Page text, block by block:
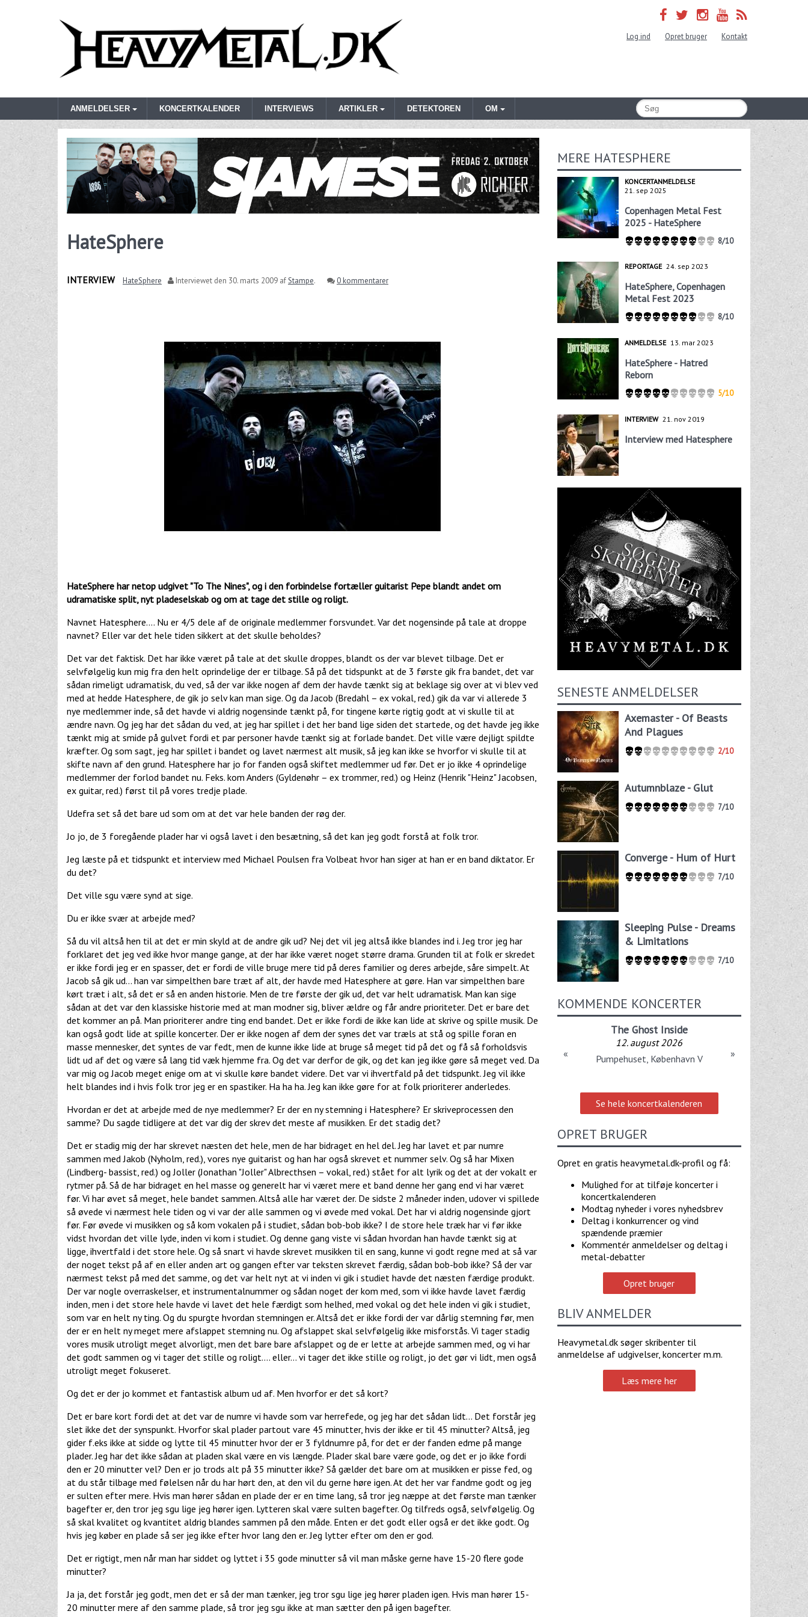
Log ind Opret bruger Kontakt
ANMELDELSER KONCERTKALENDER INTERVIEWS ARTIKLER DETEKTOREN OM
HateSphere
INTERVIEW HateSphere Interviewet den 30. marts 2009 afStampe. 0 kommentarer
HateSphere har netop udgivet "To The Nines", og i den forbindelse fortæller guitarist Pepe blandt andet om
udramatiske split, nyt pladeselskab og om at tage det stille og roligt.
Navnet Hatesphere.... Nu er 4/5 dele af de originale medlemmer forsvundet. Var det nogensinde på tale at droppe
navnet? Eller var det hele tiden sikkert at det skulle beholdes?
Det var det faktisk. Det har ikke været på tale at det skulle droppes, blandt os der var blevet tilbage. Det er
selvfølgelig kun mig fra den helt oprindelige der er tilbage. Så på det tidspunkt at de 3 første gik fra bandet, det var
sådan rimeligt udramatisk, du ved, så der var ikke nogen af dem der havde tænkt sig at beklage sig over at vi blev ved
med at hedde Hatesphere, de gik jo selv kan man sige. Og da Jacob (Bredahl – ex vokal, red.) gik da var vi allerede 3
nye medlemmer inde, så det havde vi aldrig nogensinde tænkt på, for tingene kørte rigtig godt at vi skulle til at
ændre navn. Og jeg har det sådan du ved, at jeg har spillet i det her band lige siden det startede, og det havde jeg ikke
tænkt mig at smide på gulvet fordi et par personer havde tænkt sig at forlade bandet. Det ville være dejligt spildte
kræfter. Og som sagt, jeg har spillet i bandet og lavet nærmest alt musik, så jeg kan ikke se hvorfor vi skulle til at
skifte navn af den grund. Hatesphere har jo for fanden også skiftet medlemmer ud før. Det er jo ikke 4 oprindelige
medlemmer der forlod bandet nu. Feks. kom Anders (Gyldenøhr – ex trommer, red.) og Heinz (Henrik "Heinz" Jacobsen,
ex guitar, red.) først til på vores tredje plade.
Udefra set så det bare ud som om at det var hele banden der røg der.
Jo jo, de 3 foregående plader har vi også lavet i den besætning, så det kan jeg godt forstå at folk tror.
Jeg læste på et tidspunkt et interview med Michael Poulsen fra Volbeat hvor han siger at han er en band diktator. Er
du det?
Det ville sgu være synd at sige.
Du er ikke svær at arbejde med?
Så du vil altså hen til at det er min skyld at de andre gik ud? Nej det vil jeg altså ikke blandes ind i. Jeg tror jeg har
forklaret det jeg ved ikke hvor mange gange, at der har ikke været noget større drama. Grunden til at folk er skredet
er ikke fordi jeg er en spasser, det er fordi de ville bruge mere tid på deres familier og deres arbejde, såre simpelt. At
Jacob så gik ud... han var simpelthen bare træt af alt, der havde med Hatesphere at gøre. Han var simpelthen bare
kørt træt i alt, så det er så en anden historie. Men de tre første der gik ud, det var helt udramatisk. Man kan sige
sådan at det var den klassiske historie med at man modner sig, bliver ældre og får andre prioriteter. Det er bare det
det kommer an på. Man prioriterer andre ting end bandet. Det er ikke fordi de ikke kan lide at skrive og spille musik. De
kan også godt lide at spille koncerter. Der er ikke nogen af dem der synes det var træls at stå og spille foran en
masse mennesker, det syntes de var fedt, men de kunne ikke lide at bruge så meget tid på det og få så forholdsvis
lidt ud af det og være så lang tid væk hjemme fra. Og det var derfor de gik, og det kan jeg ikke gøre så meget ved. Da
var mig og Jacob meget enige om at vi skulle køre bandet videre. Det var vi ihvertfald på det tidspunkt. Jeg vil ikke
helt blandes ind i hvis folk tror jeg er en spastiker. Ha ha ha. Jeg kan ikke gøre for at folk prioriterer anderledes.
Hvordan er det at arbejde med de nye medlemmer? Er der en ny stemning i Hatesphere? Er skriveprocessen den
samme? Du sagde tidligere at det var dig der skrev det meste af musikken. Er det stadig det?
Det er stadig mig der har skrevet næsten det hele, men de har bidraget en hel del. Jeg har lavet et par numre
sammen med Jakob (Nyholm, red.), vores nye guitarist og han har også skrevet et nummer selv. Og så har Mixen
(Lindberg- bassist, red.) og Joller (Jonathan "Joller" Albrecthsen – vokal, red.) stået for alt lyrik og det at der vokalt er
rytmer på. Så de har bidraget en hel masse og generelt har vi været mere et band denne her gang end vi har været
før. Vi har øvet så meget, hele bandet sammen. Altså alle har været der. De sidste 2 måneder inden, udover vi spillede
så øvede vi nærmest hele tiden og vi var der alle sammen og vi øvede med vokal. Det har vi aldrig nogensinde gjort
før. Før øvede vi musikken og så kom vokalen på i studiet, sådan bob-bob ikke? I de store hele træk har vi før ikke
vidst hvordan det ville lyde, inden vi kom i studiet. Og denne gang viste vi sådan hvordan han havde tænkt sig at
ligge, ihvertfald i det store hele. Og så snart vi havde skrevet musikken til en sang, kunne vi godt regne med at så var
der noget tekst på af en eller anden art og gangen efter var teksten skrevet færdig, sådan bob-bob ikke? Så der var
nærmest tekst på med det samme, og det var helt nyt at vi inden vi gik i studiet havde det næsten færdige produkt.
Der var nogle overraskelser, et instrumentalnummer og sådan noget der kom med, som vi ikke havde lavet færdig
inden, men i det store hele havde vi lavet det hele færdigt som helhed, med vokal og det hele inden vi gik i studiet,
som var en helt ny ting. Og du spurgte hvordan stemningen er. Altså det er ikke fordi der var dårlig stemning før, men
der er en helt ny meget mere afslappet stemning nu. Og afslappet skal selvfølgelig ikke misforstås. Vi tager stadig
vores musik utroligt meget alvorligt, men det bare bare afslappet og de er lette at arbejde sammen med, og vi har
det godt sammen og vi tager det stille og roligt.... eller... vi tager det ikke stille og roligt, jo det gør vi lidt, men også
utroligt meget fokuseret.
Og det er der jo kommet et fantastisk album ud af. Men hvorfor er det så kort?
Det er bare kort fordi det at det var de numre vi havde som var herrefede, og jeg har det sådan lidt... Det forstår jeg
slet ikke det der synspunkt. Hvorfor skal plader partout vare 45 minutter, hvis der ikke er til 45 minutter? Altså, jeg
gider f.eks ikke at sidde og lytte til 45 minutter hvor der er 3 fyldnumre på, for det er der fanden edme på mange
plader. Jeg har det ikke sådan at pladen skal være en vis længde. Plader skal bare være gode, og det er jo ikke fordi
den er 20 minutter vel? Den er jo trods alt på 35 minutter ikke? Så gælder det bare om at musikken er pisse fed, og
at du står tilbage med følelsen når du har hørt den, at den vil du gerne høre igen. At det her var fandme godt og jeg
er sulten efter mere. Hvis man hører sådan en plade der er en time lang, så tror jeg næppe at det første man tænker
bagefter er, den tror jeg sgu lige jeg hører igen. Lytteren skal være sulten bagefter. Og tilfreds også, selvfølgelig. Og
så skal kvalitet og kvantitet aldrig blandes sammen på den måde. Enten er det godt eller også er det ikke godt. Og
hvis jeg køber en plade så ser jeg ikke efter hvor lang den er. Jeg lytter efter om den er god.
Det er rigtigt, men når man har siddet og lyttet i 35 gode minutter så vil man måske gerne have 15-20 flere gode
minutter?
Ja ja, det forstår jeg godt, men det er så der man tænker, jeg tror sgu lige jeg hører pladen igen. Hvis man hører 15-
20 minutter mere af den samme plade, så tror jeg sgu ikke at man sætter den på igen bagefter.
MERE HATESPHERE
KONCERTANMELDELSE
21. sep 2025
Copenhagen Metal Fest
2025 - HateSphere
8/10
REPORTAGE 24. sep 2023
HateSphere, Copenhagen
Metal Fest 2023
8/10
ANMELDELSE 13. mar 2023
HateSphere - Hatred
Reborn
5/10
INTERVIEW 21. nov 2019
Interview med Hatesphere
SENESTE ANMELDELSER
Axemaster - Of Beasts
And Plagues
2/10
Autumnblaze - Glut
7/10
Converge - Hum of Hurt
7/10
Sleeping Pulse - Dreams
& Limitations
7/10
KOMMENDE KONCERTER
The Ghost Inside
12. august 2026
Pumpehuset, København V
« »
Se hele koncertkalenderen
OPRET BRUGER
Opret en gratis heavymetal.dk-profil og få:
Mulighed for at tilføje koncerter i
koncertkalenderen
Modtag nyheder i vores nyhedsbrev
Deltag i konkurrencer og vind
spændende præmier
Kommentér anmeldelser og deltag i
metal-debatter
Opret bruger
BLIV ANMELDER
Heavymetal.dk søger skribenter til
anmeldelse af udgivelser, koncerter m.m.
Læs mere her